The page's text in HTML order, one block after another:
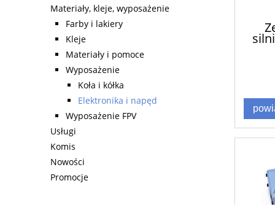
Materiały, kleje, wyposażenie
Farby i lakiery
Kleje
Materiały i pomoce
Wyposażenie
Koła i kółka
Elektronika i napęd
Wyposażenie FPV
Usługi
Komis
Nowości
Promocje